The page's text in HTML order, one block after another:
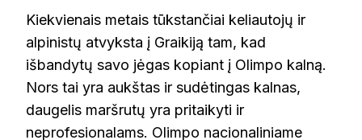
Kiekvienais metais tūkstančiai keliautojų ir
alpinistų atvyksta į Graikiją tam, kad
išbandytų savo jėgas kopiant į Olimpo kalną.
Nors tai yra aukštas ir sudėtingas kalnas,
daugelis maršrutų yra pritaikyti ir
neprofesionalams. Olimpo nacionaliniame